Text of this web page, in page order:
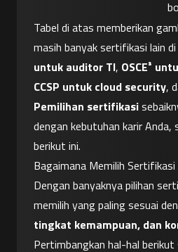
Tabel di atas memberikan
masih banyak sertifikasi lain
untuk auditor TI, OSCE³
CCSP untuk cloud security
Pemilihan sertifikasi
dengan kebutuhan karir Anda,
berikut ini.
Bagaimana Memilih
Dengan banyaknya pilihan
memilih yang paling sesuai
tingkat kemampuan, dan
Pertimbangkan hal-hal